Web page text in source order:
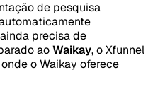
de pesquisa
precisa de
aoWaikay, o Xfunnel
o Waikay oferece